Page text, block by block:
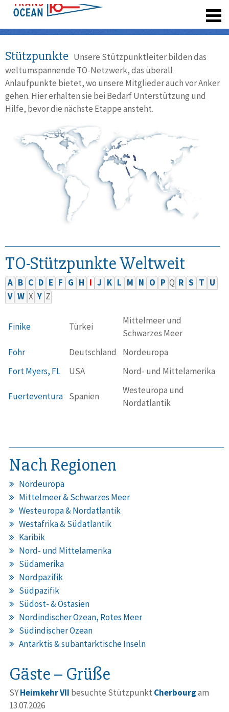
Stützpunkte Unsere Stützpunktleiter bilden das
weltumspannende TO-Netzwerk, das überall
Anlaufpunkte bietet, wo unsere Mitglieder auch vor Anker
gehen. Hier erhalten sie bei Bedarf Unterstützung und
Hilfe, bevor die nächste Etappe ansteht.
TO-Stützpunkte Weltweit
A B C D E F G H I J K L M N O P Q R S T U
V W X Y Z
Finike Türkei
Mittelmeer und
Schwarzes Meer
Föhr
Deutschland
Nordeuropa
Fort Myers, FL
USA Nord- und Mittelamerika
Fuerteventura Spanien
Westeuropa und
Nordatlantik
Nach Regionen
Nordeuropa
Mittelmeer & Schwarzes Meer
Westeuropa & Nordatlantik
Westafrika & Südatlantik
Karibik
Nord- und Mittelamerika
Südamerika
Nordpazifik
Südpazifik
Südost- & Ostasien
Nordindischer Ozean, Rotes Meer
Südindischer Ozean
Antarktis & subantarktische Inseln
Gäste – Grüße
SYHeimkehr VII besuchte Stützpunkt Cherbourgam
13.07.2026